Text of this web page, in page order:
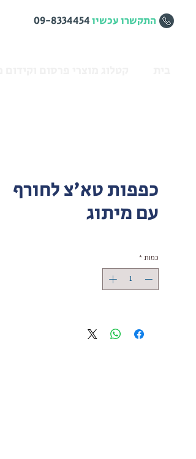
התקשרו עכשיו09-8334454
כפפות טא'צ לחורף
עם מיתוג
כמות *